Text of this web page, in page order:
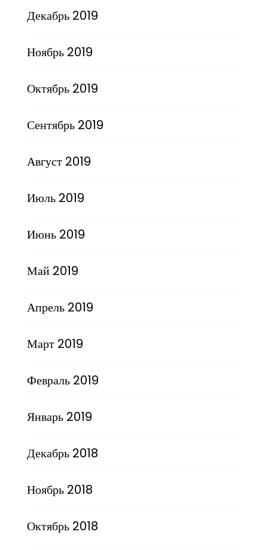
Декабрь 2019
Ноябрь 2019
Октябрь 2019
Сентябрь 2019
Август 2019
Июль 2019
Июнь 2019
Май 2019
Апрель 2019
Март 2019
Февраль 2019
Январь 2019
Декабрь 2018
Ноябрь 2018
Октябрь 2018